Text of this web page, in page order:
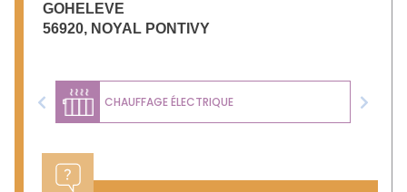
GOHELEVE
56920, NOYAL PONTIVY
CHAUFFAGE ÉLECTRIQUE
Previous Next